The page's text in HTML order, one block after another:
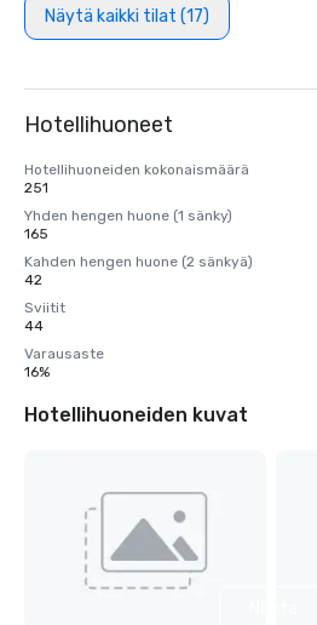
Näytä kaikki tilat (17)
Hotellihuoneet
Hotellihuoneiden kokonaismäärä
251
Yhden hengen huone (1 sänky)
165
Kahden hengen huone (2 sänkyä)
42
Sviitit
44
Varausaste
16%
Hotellihuoneiden kuvat